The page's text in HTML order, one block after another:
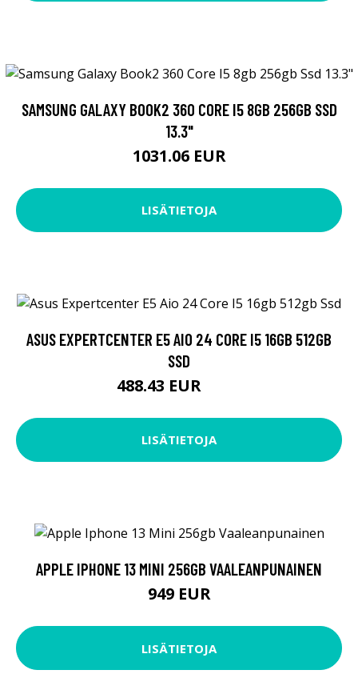
SAMSUNG GALAXY BOOK2 360 CORE I5 8GB 256GB SSD
13.3"
1031.06 EUR
LISÄTIETOJA
ASUS EXPERTCENTER E5 AIO 24 CORE I5 16GB 512GB
SSD
488.43 EUR
LISÄTIETOJA
APPLE IPHONE 13 MINI 256GB VAALEANPUNAINEN
949 EUR
LISÄTIETOJA